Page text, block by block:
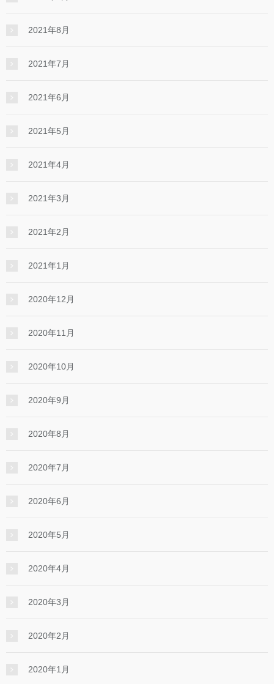
2021年8月
2021年7月
2021年6月
2021年5月
2021年4月
2021年3月
2021年2月
2021年1月
2020年12月
2020年11月
2020年10月
2020年9月
2020年8月
2020年7月
2020年6月
2020年5月
2020年4月
2020年3月
2020年2月
2020年1月